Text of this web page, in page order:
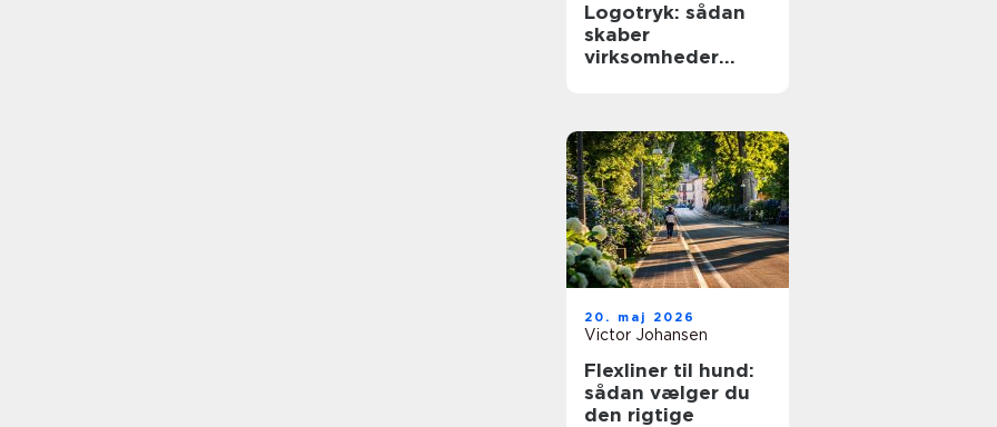
Logotryk: sådan
skaber
virksomheder
20. maj 2026
Victor Johansen
Flexliner til hund:
sådan vælger du
den rigtige